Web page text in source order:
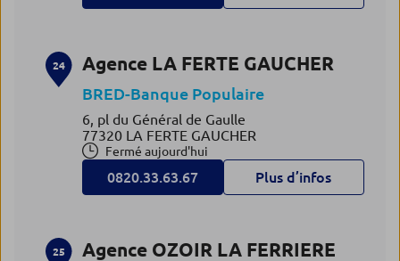
24 Agence LA FERTE GAUCHER
BRED-Banque Populaire
6, pl du Général de Gaulle
77320 LA FERTE GAUCHER
Fermé aujourd'hui
0820.33.63.67 Plus d’infos
25 Agence OZOIR LA FERRIERE